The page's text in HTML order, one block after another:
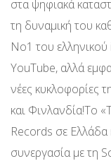
στα ψηφιακά
τη δυναμική του
Νο1 του
YouTube, αλλά
νέες κυκλοφορίες
και Φινλανδία!Το
Records σε Ελλάδα
συνεργασία με τη